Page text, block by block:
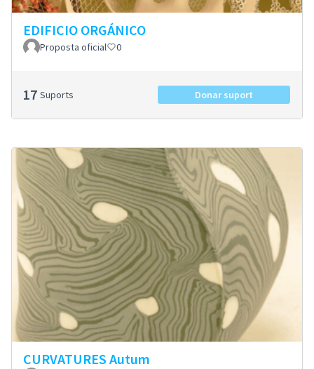
EDIFICIO ORGÁNICO
Proposta oficial 0
17 Suports Donar suport
CURVATURES Autum